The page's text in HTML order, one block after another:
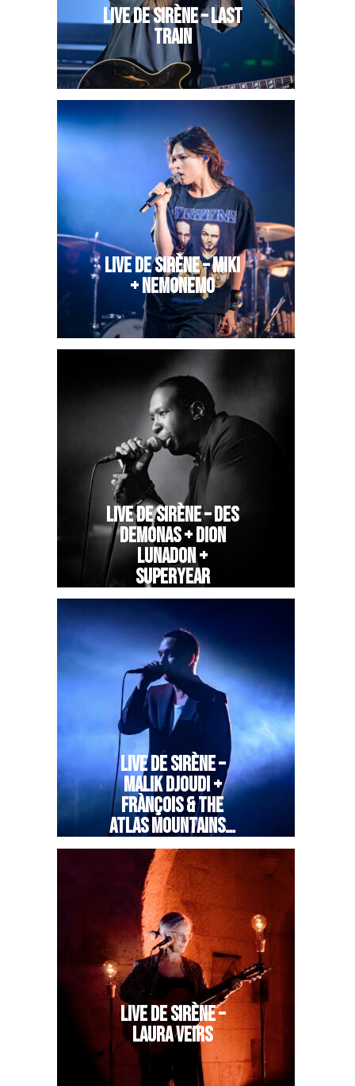
LIVE DE SIRÈNE – LAST
TRAIN
LIVE DE SIRÈNE – MIKI
+ NEMONEMO
LIVE DE SIRÈNE – DES
DEMONAS + DION
LUNADON +
SUPERYEAR
LIVE DE SIRÈNE –
MALIK DJOUDI +
FRÀNÇOIS & THE
ATLAS MOUNTAINS…
LIVE DE SIRÈNE –
LAURA VEIRS